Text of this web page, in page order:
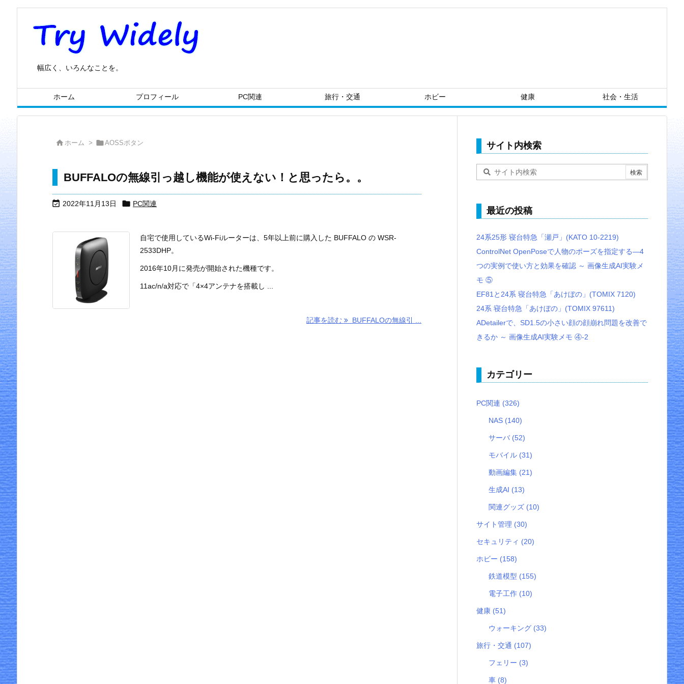
幅広く、いろんなことを。
ホーム プロフィール PC関連 旅行・交通 ホビー 健康 社会・生活
 ホーム > AOSSボタン
BUFFALOの無線引っ越し機能が使えない！と思ったら。。
 2022年11月13日  PC関連
自宅で使用しているWi-Fiルーターは、5年以上前に購入した BUFFALO の WSR-
2533DHP。
2016年10月に発売が開始された機種です。
11ac/n/a対応で「4×4アンテナを搭載し ...
記事を読む BUFFALOの無線引 ...
サイト内検索
最近の投稿
24系25形 寝台特急「瀬戸」(KATO 10-2219)
ControlNet OpenPoseで人物のポーズを指定する―4
つの実例で使い方と効果を確認 ～ 画像生成AI実験メ
モ ⑤
EF81と24系 寝台特急「あけぼの」(TOMIX 7120)
24系 寝台特急「あけぼの」(TOMIX 97611)
ADetailerで、SD1.5の小さい顔の顔崩れ問題を改善で
きるか ～ 画像生成AI実験メモ ④-2
カテゴリー
PC関連 (326)
NAS (140)
サーバ (52)
モバイル (31)
動画編集 (21)
生成AI (13)
関連グッズ (10)
サイト管理 (30)
セキュリティ (20)
ホビー (158)
鉄道模型 (155)
電子工作 (10)
健康 (51)
ウォーキング (33)
旅行・交通 (107)
フェリー (3)
車 (8)